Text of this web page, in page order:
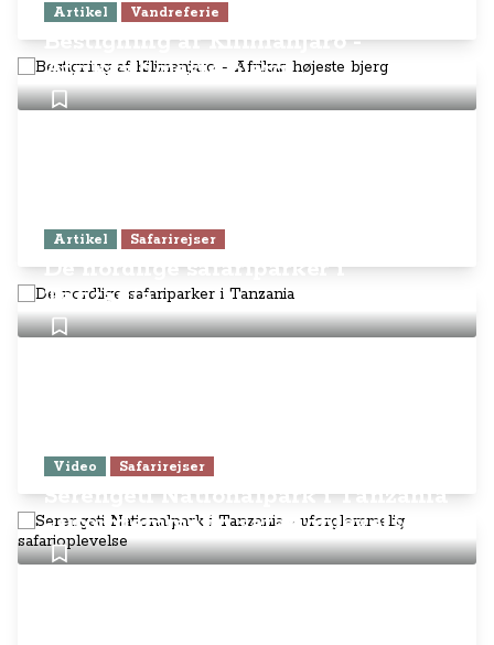
Artikel Vandreferie
Bestigning af Kilimanjaro -
Afrikas højeste bjerg
Artikel Safarirejser
De nordlige safariparker i
Tanzania
Video Safarirejser
Serengeti Nationalpark i Tanzania
- uforglemmelig safarioplevelse